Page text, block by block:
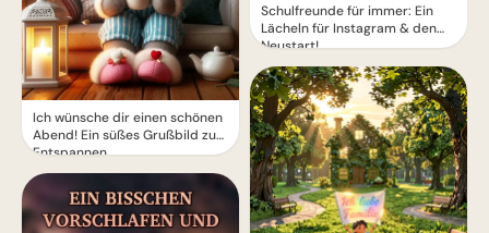
Ich wünsche dir einen schönen
Abend! Ein süßes Grußbild zum
Entspannen
Schulfreunde für immer: Ein
Lächeln für Instagram & den
Neustart!